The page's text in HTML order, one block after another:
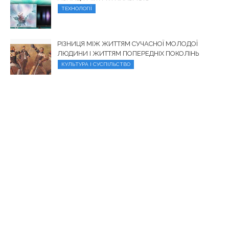
ТЕХНОЛОГІЇ
РІЗНИЦЯ МІЖ ЖИТТЯМ СУЧАСНОЇ МОЛОДОЇ
ЛЮДИНИ І ЖИТТЯМ ПОПЕРЕДНІХ ПОКОЛІНЬ
КУЛЬТУРА І СУСПІЛЬСТВО